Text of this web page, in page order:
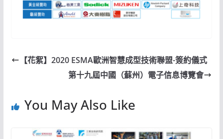
【花絮】2020 ESMA歐洲智慧成型技術聯盟-簽約儀式
第十九屆中國（蘇州）電子信息博覽會
You May Also Like